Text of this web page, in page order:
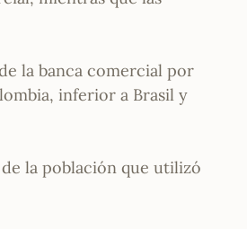
la banca comercial por
inferior a Brasil y
la población que utilizó